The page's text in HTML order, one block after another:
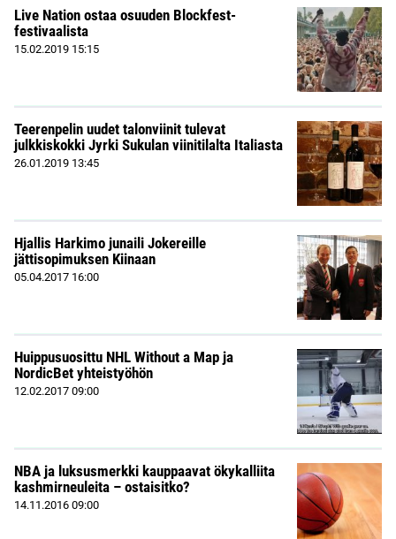
Live Nation ostaa osuuden Blockfest-
festivaalista
15.02.2019 15:15
Teerenpelin uudet talonviinit tulevat
julkkiskokki Jyrki Sukulan viinitilalta Italiasta
26.01.2019 13:45
Hjallis Harkimo junaili Jokereille
jättisopimuksen Kiinaan
05.04.2017 16:00
Huippusuosittu NHL Without a Map ja
NordicBet yhteistyöhön
12.02.2017 09:00
NBA ja luksusmerkki kauppaavat ökykalliita
kashmirneuleita – ostaisitko?
14.11.2016 09:00